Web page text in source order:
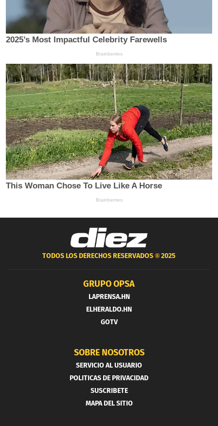
TODOS LOS DERECHOS RESERVADOS ®2025
GRUPO OPSA
LAPRENSA.HN
ELHERALDO.HN
GOTV
SOBRE NOSOTROS
SERVICIO AL USUARIO
POLITICAS DE PRIVACIDAD
SUSCRIBETE
MAPA DEL SITIO